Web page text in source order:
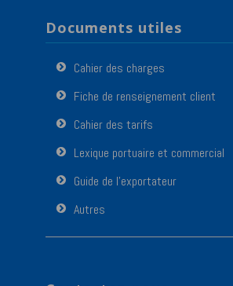
Documents utiles
Cahier des charges
Fiche de renseignement client
Cahier des tarifs
Lexique portuaire et commercial
Guide de l’exportateur
Autres